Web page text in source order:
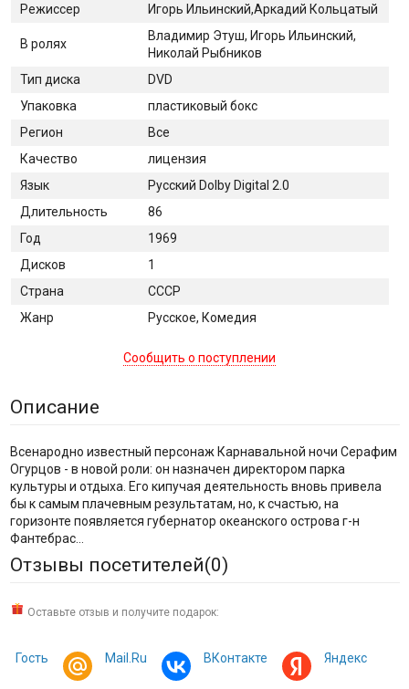
Режиссер Игорь Ильинский,Аркадий Кольцатый
В ролях
Владимир Этуш, Игорь Ильинский,
Николай Рыбников
Тип диска
DVD
Упаковка
пластиковый бокс
Регион
Все
Качество
лицензия
Язык
Русский Dolby Digital 2.0
Длительность
86
Год
1969
Дисков
1
Страна
СССР
Жанр
Русское, Комедия
Сообщить о поступлении
Описание
Всенародно известный персонаж Карнавальной ночи Серафим
Огурцов - в новой роли: он назначен директором парка
культуры и отдыха. Его кипучая деятельность вновь привела
бы к самым плачевным результатам, но, к счастью, на
горизонте появляется губернатор океанского острова г-н
Фантебрас…
Отзывы посетителей(0)
Оставьте отзыв и получите подарок:
Гость Mail.Ru ВКонтакте Яндекс